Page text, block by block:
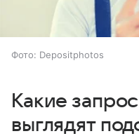
Фото: Depositphotos
Какие
выглядят